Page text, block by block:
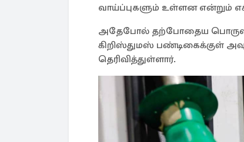
வாய்ப்புகளும் உள்ளன என்றும்
அதேபோல் தற்போதைய
கிறிஸ்துமஸ் பண்டிகைக்குள்
தெரிவித்துள்ளார்.